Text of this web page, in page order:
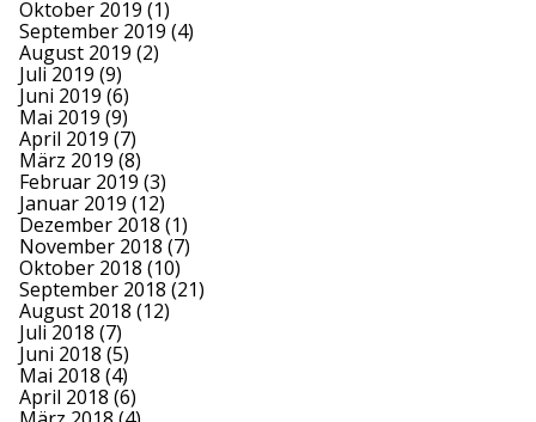
Oktober 2019 (1)
September 2019 (4)
August 2019 (2)
Juli 2019 (9)
Juni 2019 (6)
Mai 2019 (9)
April 2019 (7)
März 2019 (8)
Februar 2019 (3)
Januar 2019 (12)
Dezember 2018 (1)
November 2018 (7)
Oktober 2018 (10)
September 2018 (21)
August 2018 (12)
Juli 2018 (7)
Juni 2018 (5)
Mai 2018 (4)
April 2018 (6)